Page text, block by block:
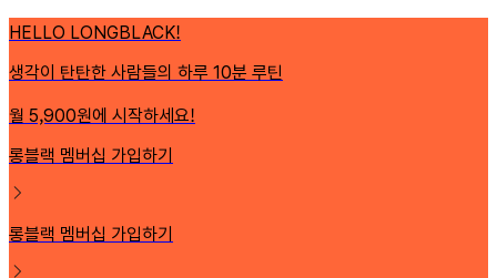
HELLO LONGBLACK!
생각이 탄탄한 사람들의 하루 10분 루틴
월 5,900원에 시작하세요!
롱블랙 멤버십 가입하기
롱블랙 멤버십 가입하기